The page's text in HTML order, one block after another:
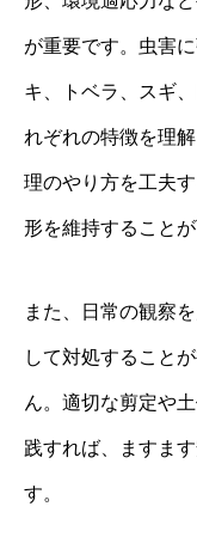
が重要です。虫害
キ、トベラ、スギ
れぞれの特徴を理
理のやり方を工夫
形を維持することが
また、日常の観察
して対処すること
ん。適切な剪定や
践すれば、ますま
す。